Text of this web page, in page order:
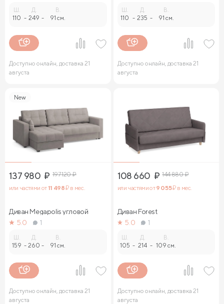
110 -
Д.
249 -
В.
91 см.
Доступно онлайн, доставка 21
августа
110 -
Д.
235 -
В.
91 см.
Доступно онлайн, доставка 21
августа
New
137 980 ₽ 197 120₽
или частями от11 498₽ в мес.
Диван Megapolis угловой
5.0
1
Ш.
159 -
Д.
260 -
В.
91 см.
Доступно онлайн, доставка 21
августа
108 660 ₽ 144 880₽
или частями от9 055₽ в мес.
Диван Forest
5.0
1
Ш.
105 -
Д.
214 -
В.
109 см.
Доступно онлайн, доставка 21
августа